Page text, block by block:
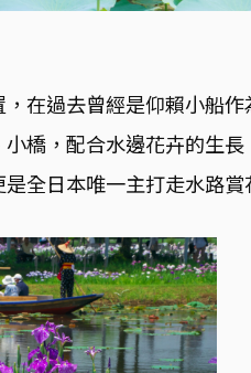
，在過去曾經是仰賴小船
橋，配合水邊花卉的生
全日本唯一主打走水路賞